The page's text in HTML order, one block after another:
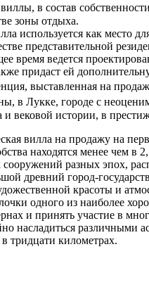
в состав
зоны отдыха.
используется как место
представительной
время ведется
придаст ей
выставленная на
в Лукке, городе с
и вековой истории, в
вилла на продажу на
находятся менее чем
сооружений разных эпох,
древний город-
красоты и
одного из наиболее
и принять участие в
насладиться различными
тридцати километрах.